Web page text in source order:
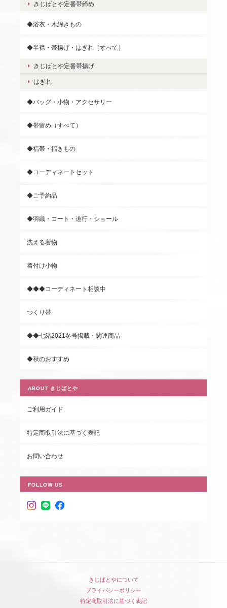
きじばとや定番帯締め
◆浴衣・木綿きもの
◆半襟・帯揚げ・はぎれ（すべて）
きじばとや定番帯揚げ
はぎれ
◆バッグ・小物・アクセサリー
◆帯留め（すべて）
◆福帯・福きもの
◆コーディネートセット
◆ご予約品
◆羽織・コート・道行・ショール
洗える着物
着付け小物
◆◆◆コーディネート相談中
つくり帯
◆◆七緒2021冬号掲載・関連商品
◆秋のおすすめ
ABOUT きじばとや
ご利用ガイド
特定商取引法に基づく表記
お問い合わせ
FOLLOW US
きじばとやについて
プライバシーポリシー
特定商取引法に基づく表記